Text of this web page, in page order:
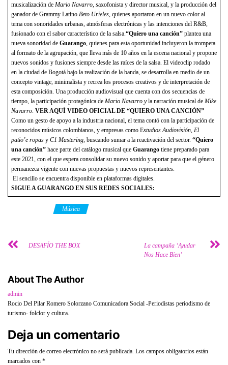
musicalización de Mario Navarro, saxofonista y director musical, y la producción del
ganador de Grammy Latino Beto Urieles , quienes aportaron en un nuevo color al
tema con sonoridades urbanas, atmósferas electrónicas y las intenciones del R&B,
fusionado con el sabor característico de la salsa. “Quiero una canción” plantea una
nueva sonoridad de Guarango , quienes para esta oportunidad incluyeron la trompeta
al formato de la agrupación, que lleva más de 10 años en la escena nacional y propone
nuevos sonidos y fusiones siempre desde las raíces de la salsa. El videoclip rodado
en la ciudad de Bogotá bajo la realización de la banda, se desarrolla en medio de un
concepto vintage, minimalista y recrea los procesos creativos y de interpretación de
esta composición. Una producción audiovisual que cuenta con dos secuencias de
tiempo, la participación protagónica de Mario Navarro yla narración musical de Mike
Navarro VER AQUÍ VIDEO OFICIAL DE “QUIERO UNA CANCIÓN”
Como un gesto de apoyo a la industria nacional, el tema contó con la participación de
reconocidos músicos colombianos, y empresas como Estudios Audiovisión El
patio’e ropas y C1 Mastering , buscando sumar a la reactivación del sector. “Quiero
una canción” hace parte del catálogo musical que Guarango tiene preparado para
este 2021, con el que espera consolidar su nuevo sonido y aportar para que el género
permanezca vigente con nuevas propuestas y nuevos representantes.
El sencillo se encuentra disponible en plataformas digitales.
SIGUE A GUARANGO EN SUS REDES SOCIALES:
Música
DESAFÍO THE BOX
La campaña ‘Ayudar
Nos Hace Bien’
About The Author
admin
Rocio Del Pilar Romero Solorzano Comunicadora Social -Periodistas periodismo de
turismo- folclor y cultura.
Deja un comentario
Tu dirección de correo electrónico no será publicada. Los campos obligatorios están
marcados con *